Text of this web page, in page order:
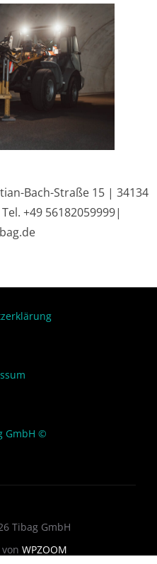
Bach-Straße 15 | 34134
+49 56182059999|
GmbH ©
Tibag GmbH
WPZOOM